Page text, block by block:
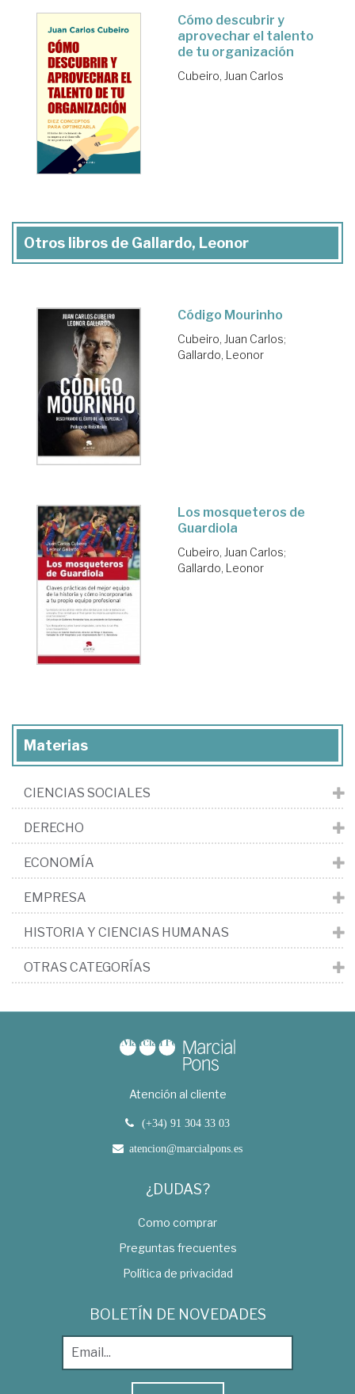
Cómo descubrir y
aprovechar el talento
de tu organización
Cubeiro, Juan Carlos
Otros libros de Gallardo, Leonor
Código Mourinho
Cubeiro, Juan Carlos;
Gallardo, Leonor
Los mosqueteros de
Guardiola
Cubeiro, Juan Carlos;
Gallardo, Leonor
Materias
CIENCIAS SOCIALES
DERECHO
ECONOMÍA
EMPRESA
HISTORIA Y CIENCIAS HUMANAS
OTRAS CATEGORÍAS
Atención al cliente
(+34) 91 304 33 03
atencion@marcialpons.es
¿DUDAS?
Como comprar
Preguntas frecuentes
Política de privacidad
BOLETÍN DE NOVEDADES